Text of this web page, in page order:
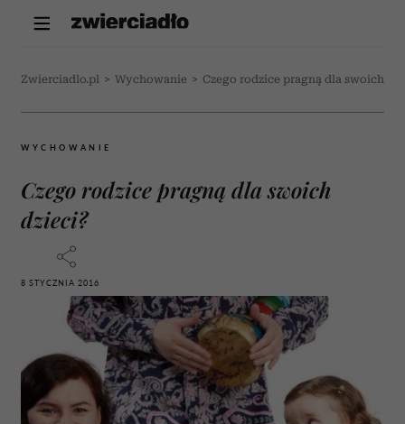
Zwierciadlo.pl > Wychowanie > Czego rodzice pragną dla swoich
WYCHOWANIE
Czego rodzice pragną dla swoich
dzieci?
8 STYCZNIA 2016